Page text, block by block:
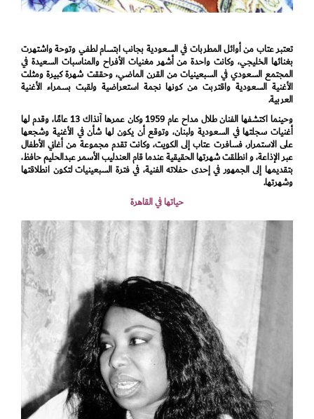
تعتبر عتاب من أوائل المطربات في السعودية بجانب ابتسام لطفي وتوحة واشتهرت
بغنائها الخليجي، وكانت واحدة من أشهر مغنيات الأفراح والمناسبات السعيدة في
المجتمع السعودي في السبعينيات من القرن الماضي، وحققت شهرة كبيرة ومثلت
الأغنية السعودية واقتربت من كونها نجمة استعراضية ولقبت بسمراء الأغنية
العربية.
وحينما اكتشفها الفنان طلال مداح عام 1959 وكان عمرها آنذاك 13 عامًا، وقدم لها
أغنيات سجلتها في السعودية ولبنان، وتوقع أن يكون لها شأن في الأغنية وشجعها
على الاستمرار، فسافرت عتاب إلى الكويت، وكانت تقدم مجموعة من أغاني الأطفال
عبر الإذاعة، و انطلقت شهرتها الحقيقية عندما قام العندليب الأسمر عبدالحليم حافظ،
بتقديمها إلى الجمهور في إحدى حفلاته الفنية، في فترة السبعينيات لتكون انطلاقتها
وشهرتها.
حياتها في القاهرة